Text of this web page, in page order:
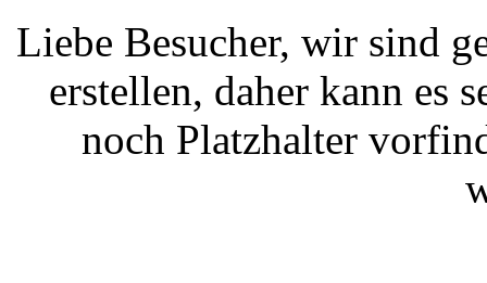
Liebe Besucher, wir sind
erstellen, daher kann es
noch Platzhalter